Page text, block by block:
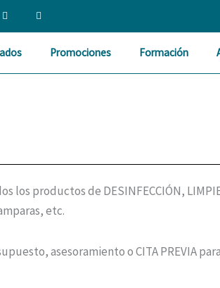
i
k
d
n
n
t
a
Promociones Formación
los productos de DESINFECCIÓN,
etc.
asesoramiento o CITA PREVIA